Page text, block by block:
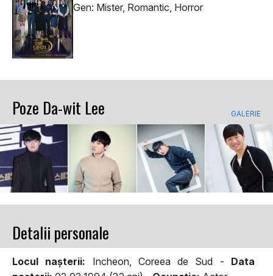
Gen: Mister, Romantic, Horror
Poze Da-wit Lee GALERIE
Detalii personale
Locul naşterii: Incheon, Coreea de Sud - Data